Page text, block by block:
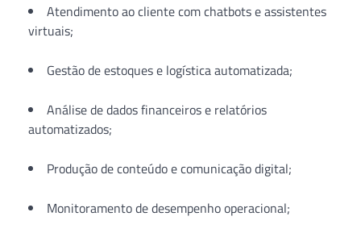
Atendimento ao cliente com chatbots e assistentes
virtuais;
Gestão de estoques e logística automatizada;
Análise de dados financeiros e relatórios
automatizados;
Produção de conteúdo e comunicação digital;
Monitoramento de desempenho operacional;